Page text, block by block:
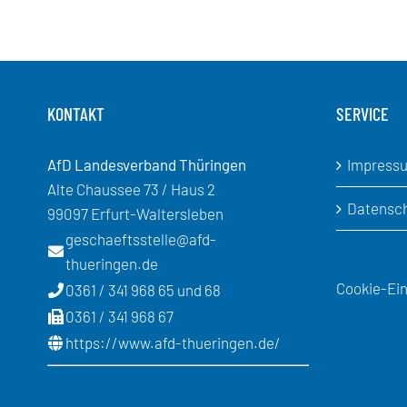
KONTAKT
AfD Landesverband Thüringen
Alte Chaussee 73 / Haus 2
99097 Erfurt-Waltersleben
geschaeftsstelle@afd-
thueringen.de
0361 / 341 968 65 und 68
0361 / 341 968 67
https://www.afd-thueringen.de/
SERVICE
Cookie-